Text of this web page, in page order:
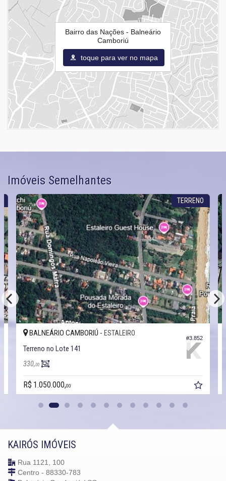
Bairro das Nações - Balneário
Camboriú
toque para ver no mapa
Imóveis Semelhantes
TERRENO
#3.852
BALNEÁRIO CAMBORIÚ - ESTALEIRO
Terreno no Lote 141
330,00
R$ 1.050.000,00
KAIRÓS IMÓVEIS
Rua 1121, 100
Centro - 88330-783